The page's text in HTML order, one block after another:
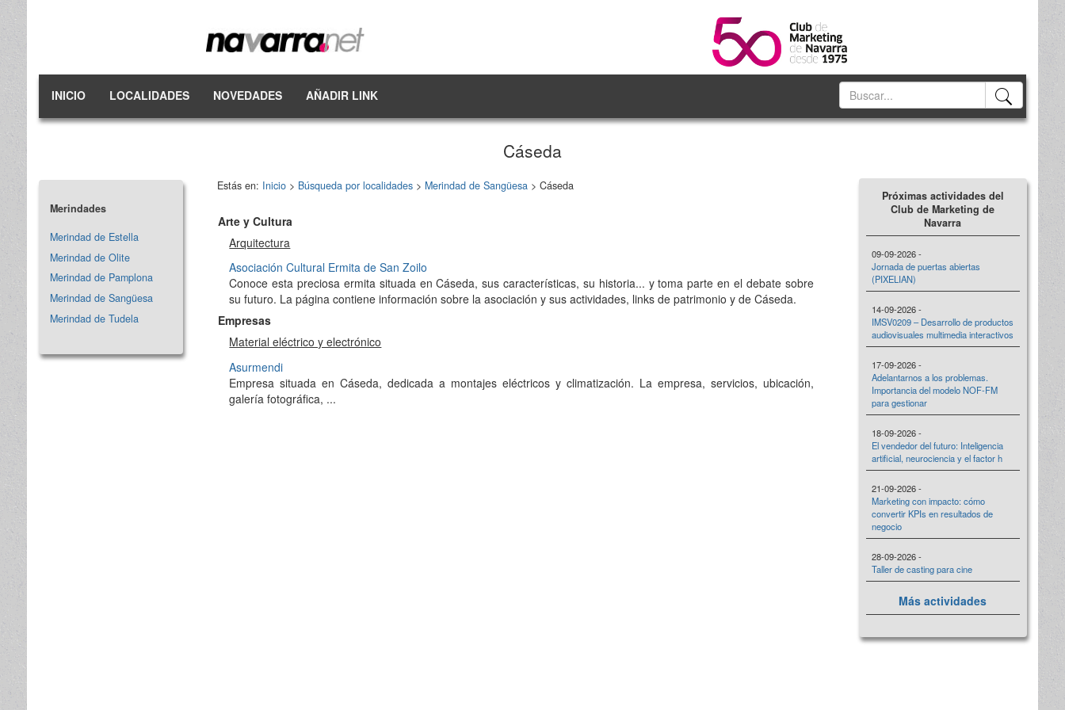
INICIO LOCALIDADES NOVEDADES AÑADIR LINK
Cáseda
Merindades
Merindad de Estella
Merindad de Olite
Merindad de Pamplona
Merindad de Sangüesa
Merindad de Tudela
Estás en: Inicio> Búsqueda por localidades> Merindad de Sangüesa> Cáseda
Arte y Cultura
Arquitectura
Asociación Cultural Ermita de San Zoilo
Conoce esta preciosa ermita situada en Cáseda, sus características, su historia... y toma parte en el debate sobre
su futuro. La página contiene información sobre la asociación y sus actividades, links de patrimonio y de Cáseda.
Empresas
Material eléctrico y electrónico
Asurmendi
Empresa situada en Cáseda, dedicada a montajes eléctricos y climatización. La empresa, servicios, ubicación,
galería fotográfica, ...
Próximas actividades del
Club de Marketing de
Navarra
09-09-2026 -
Jornada de puertas abiertas
(PIXELIAN)
14-09-2026 -
IMSV0209 – Desarrollo de productos
audiovisuales multimedia interactivos
17-09-2026 -
Adelantarnos a los problemas.
Importancia del modelo NOF-FM
para gestionar
18-09-2026 -
El vendedor del futuro: Inteligencia
artificial, neurociencia y el factor h
21-09-2026 -
Marketing con impacto: cómo
convertir KPIs en resultados de
negocio
28-09-2026 -
Taller de casting para cine
Más actividades